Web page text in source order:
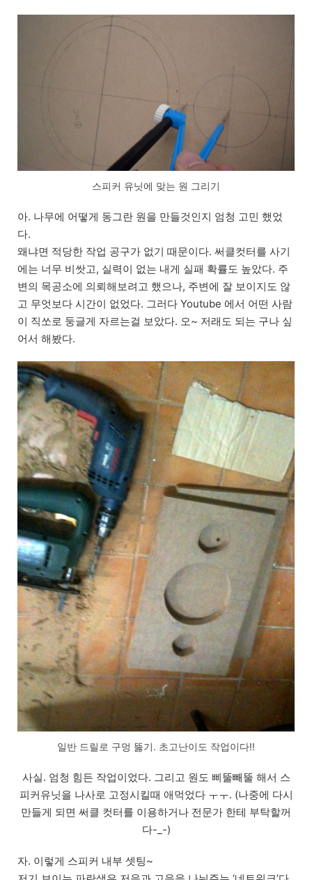
스피커 유닛에 맞는 원 그리기
아. 나무에 어떻게 동그란 원을 만들것인지 엄청 고민 했었
다.
왜냐면 적당한 작업 공구가 없기 때문이다. 써클컷터를 사기
에는 너무 비쌋고, 실력이 없는 내게 실패 확률도 높았다. 주
변의 목공소에 의뢰해보려고 했으나, 주변에 잘 보이지도 않
고 무엇보다 시간이 없었다. 그러다 Youtube 에서 어떤 사람
이 직쏘로 둥글게 자르는걸 보았다. 오~ 저래도 되는 구나 싶
어서 해봤다.
일반 드릴로 구멍 뚫기. 초고난이도 작업이다!!
사실. 엄청 힘든 작업이었다. 그리고 원도 삐뚤빼뚤 해서 스
피커유닛을 나사로 고정시킬때 애먹었다 ㅜㅜ. (나중에 다시
만들게 되면 써클 컷터를 이용하거나 전문가 한테 부탁할꺼
다-_-)
자. 이렇게 스피커 내부 셋팅~